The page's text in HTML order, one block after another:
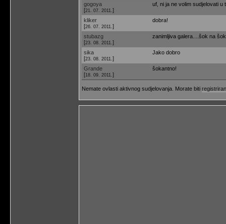
gogoya
[21. 07. 2011. ]
uf, ni ja ne volim sudjelovati
kliker
[26. 07. 2011. ]
dobra!
stubazg
[23. 08. 2011. ]
zanimljiva galera....šok na
sika
[23. 08. 2011. ]
Jako dobro
Grande
[18. 09. 2011. ]
šokantno!
Nemate ovlasti aktivnog sudjelovanja. Morate biti